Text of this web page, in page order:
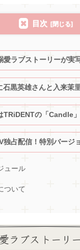
目次
愛ラブストーリーが実
石黒英雄さんと入来茉
TRiDENTの「Candle」
独占配信！特別バージ
ュール
ついて
ラブストーリ